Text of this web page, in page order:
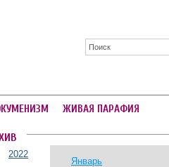
ЖИВАЯ ПАРАФИЯ
2022
Январь